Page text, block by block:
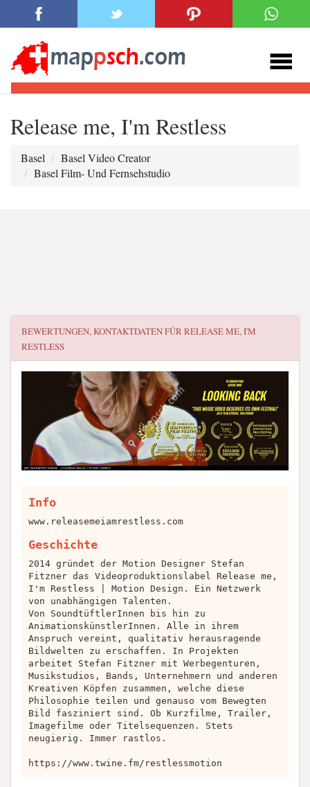
Release me, I'm Restless
Basel
Basel Video Creator
Basel Film- Und Fernsehstudio
BEWERTUNGEN, KONTAKTDATEN FÜRRELEASE ME, I'M
RESTLESS
Info
www.releasemeiamrestless.com
Geschichte
2014 gründet der Motion Designer Stefan
Fitzner das Videoproduktionslabel Release me,
I'm Restless | Motion Design. Ein Netzwerk
von unabhängigen Talenten.
Von SoundtüftlerInnen bis hin zu
AnimationskünstlerInnen. Alle in ihrem
Anspruch vereint, qualitativ herausragende
Bildwelten zu erschaffen. In Projekten
arbeitet Stefan Fitzner mit Werbegenturen,
Musikstudios, Bands, Unternehmern und anderen
Kreativen Köpfen zusammen, welche diese
Philosophie teilen und genauso vom Bewegten
Bild fasziniert sind. Ob Kurzfilme, Trailer,
Imagefilme oder Titelsequenzen. Stets
neugierig. Immer rastlos.
https://www.twine.fm/restlessmotion